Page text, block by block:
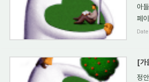
아
페
Date
[가
정